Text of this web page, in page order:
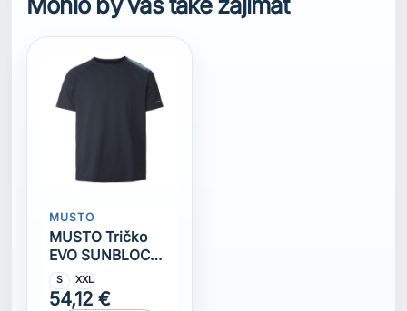
MUSTO
MUSTO Tričko
EVO SUNBLOCK
SS TEE 2.0 navy
S XXL
54,12 €